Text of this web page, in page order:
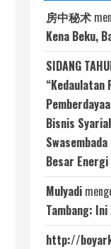
房中秘术
Kena Beku,
SIDANG
“Kedaulatan
Bisnis
Besar
Mulyadi
Tambang:
http://